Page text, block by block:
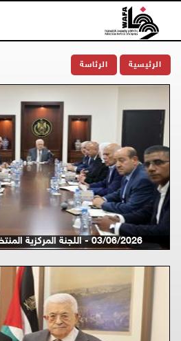
الرئيسية الرئاسة
03/06/2026 - اللجنة المركزية المنتخبة لحركة "فتح" تعق ...